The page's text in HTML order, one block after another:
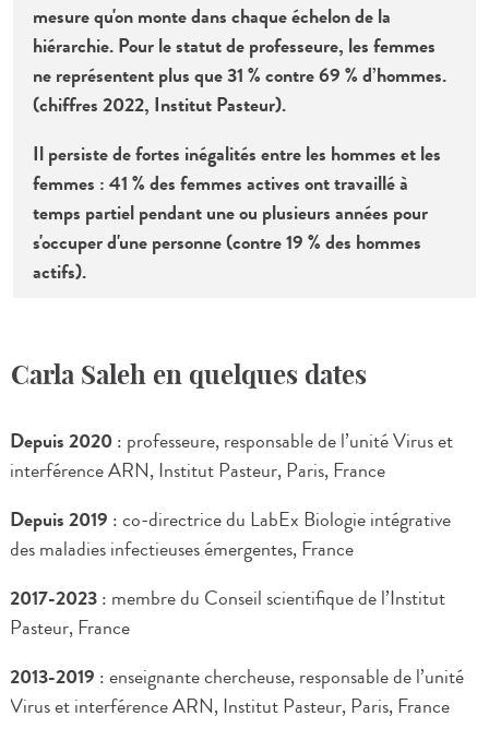
mesure qu'on monte dans chaque échelon de la
hiérarchie. Pour le statut de professeure, les femmes
ne représentent plus que 31 % contre 69 % d’hommes.
(chiffres 2022, Institut Pasteur).
Il persiste de fortes inégalités entre les hommes et les
femmes :41 % des femmes actives ont travaillé à
temps partiel pendant une ou plusieurs années pour
s'occuper d'une personne (contre 19 % des hommes
actifs).
Carla Saleh en quelques dates
Depuis 2020: professeure, responsable de l’unité Virus et
interférence ARN, Institut Pasteur, Paris, France
Depuis 2019 : co-directrice du LabEx Biologie intégrative
des maladies infectieuses émergentes, France
2017-2023: membre du Conseil scientifique de l’Institut
Pasteur, France
2013-2019 : enseignante chercheuse, responsable de l’unité
Virus et interférence ARN, Institut Pasteur, Paris, France